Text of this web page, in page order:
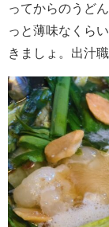
ってからのうど
っと薄味なくら
きましょ。出汁